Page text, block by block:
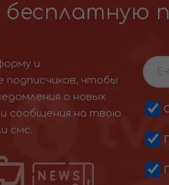
и
подписчиков, чтобы
о новых
сообщения на твою
смс.